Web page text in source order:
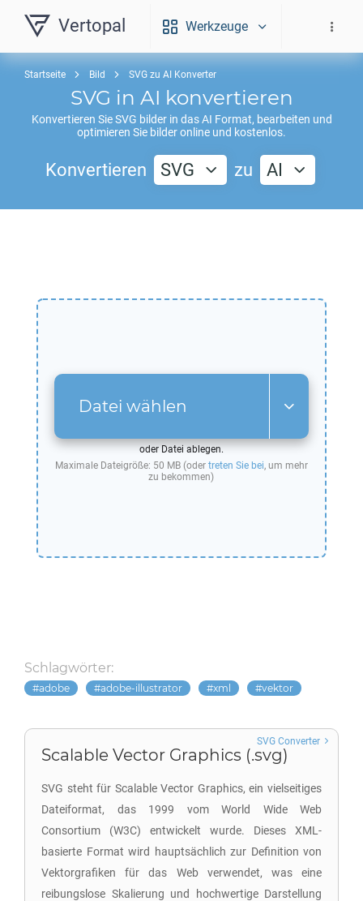
Vertopal Werkzeuge
Startseite Bild SVG zu AI Konverter
SVG in AI konvertieren
Konvertieren SieSVG bilder in dasAI Format, bearbeiten und
optimieren Sie bilder online und kostenlos.
Konvertieren SVG zu AI
Datei wählen
oder Datei ablegen.
Maximale Dateigröße: 50 MB (oder treten Sie bei, um mehr
zu bekommen)
Schlagwörter:
adobe adobe-illustrator xml vektor
Scalable Vector Graphics (.svg)
SVG steht für Scalable Vector Graphics, ein vielseitiges
Dateiformat, das 1999 vom World Wide Web
Consortium (W3C) entwickelt wurde. Dieses XML-
basierte Format wird hauptsächlich zur Definition von
Vektorgrafiken für das Web verwendet, was eine
reibungslose Skalierung und hochwertige Darstellung
SVG Converter